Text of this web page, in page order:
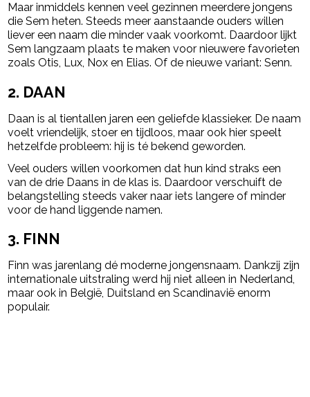
Maar inmiddels kennen veel gezinnen meerdere jongens
die Sem heten. Steeds meer aanstaande ouders willen
liever een naam die minder vaak voorkomt. Daardoor lijkt
Sem langzaam plaats te maken voor nieuwere favorieten
zoals Otis, Lux, Nox en Elias. Of de nieuwe variant: Senn.
2. DAAN
Daan is al tientallen jaren een geliefde klassieker. De naam
voelt vriendelijk, stoer en tijdloos, maar ook hier speelt
hetzelfde probleem: hij is té bekend geworden.
Veel ouders willen voorkomen dat hun kind straks een
van de drie Daans in de klas is. Daardoor verschuift de
belangstelling steeds vaker naar iets langere of minder
voor de hand liggende namen.
3. FINN
Finn was jarenlang dé moderne jongensnaam. Dankzij zijn
internationale uitstraling werd hij niet alleen in Nederland,
maar ook in België, Duitsland en Scandinavië enorm
populair.